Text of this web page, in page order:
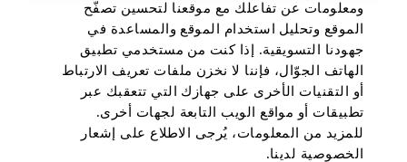
ومعلومات عن تفاعلك مع موقعنا لتحسين تصفّح
الموقع وتحليل استخدام الموقع والمساعدة في
جهودنا التسويقية. إذا كنت من مستخدمي تطبيق
الهاتف الجوّال، فإننا لا نخزن ملفات تعريف الارتباط
أو التقنيات الأخرى على جهازك التي تتعقبك عبر
تطبيقات أو مواقع الويب التابعة لجهات أخرى.
للمزيد من المعلومات، يُرجى الاطلاع على إشعار
الخصوصية لدينا.